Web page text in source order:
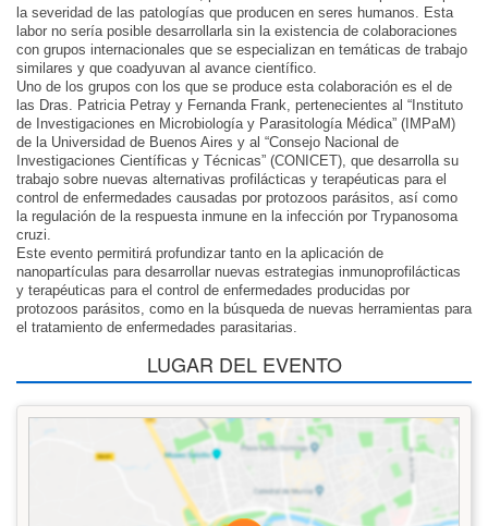
la severidad de las patologías que producen en seres humanos. Esta
labor no sería posible desarrollarla sin la existencia de colaboraciones
con grupos internacionales que se especializan en temáticas de trabajo
similares y que coadyuvan al avance científico.
Uno de los grupos con los que se produce esta colaboración es el de
las Dras. Patricia Petray y Fernanda Frank, pertenecientes al “Instituto
de Investigaciones en Microbiología y Parasitología Médica” (IMPaM)
de la Universidad de Buenos Aires y al “Consejo Nacional de
Investigaciones Científicas y Técnicas” (CONICET), que desarrolla su
trabajo sobre nuevas alternativas profilácticas y terapéuticas para el
control de enfermedades causadas por protozoos parásitos, así como
la regulación de la respuesta inmune en la infección por Trypanosoma
cruzi.
Este evento permitirá profundizar tanto en la aplicación de
nanopartículas para desarrollar nuevas estrategias inmunoprofilácticas
y terapéuticas para el control de enfermedades producidas por
protozoos parásitos, como en la búsqueda de nuevas herramientas para
el tratamiento de enfermedades parasitarias.
LUGAR DEL EVENTO